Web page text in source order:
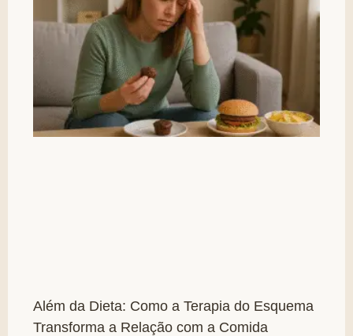
Além da Dieta: Como a Terapia do Esquema
Transforma a Relação com a Comida